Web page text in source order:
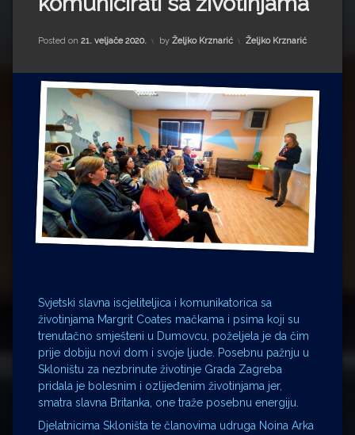
Impressum
Milenko Strižak
Drugi autori
Drugi autori
Matea Andrić
Ljiljana Lekanić-Kljaić
Željko Krznarić
Mario Lovreković
Miroslav Šantek
Posted on 21. veljače 2020. by Željko Krznarić Kategorije:
Željko Krznarić
Svjetski slavna iscjeliteljica i komunikatorica sa
životinjama Margrit Coates mačkama i psima koji su
trenutačno smješteni u Dumovcu, poželjela je da čim
prije dobiju novi dom i svoje ljude. Posebnu pažnju u
Skloništu za nezbrinute životinje Grada Zagreba
pridala je bolesnim i ozlijeđenim životinjama jer,
smatra slavna Britanka, one traže posebnu energiju.
Djelatnicima Skloništa te članovima udruga Noina Arka